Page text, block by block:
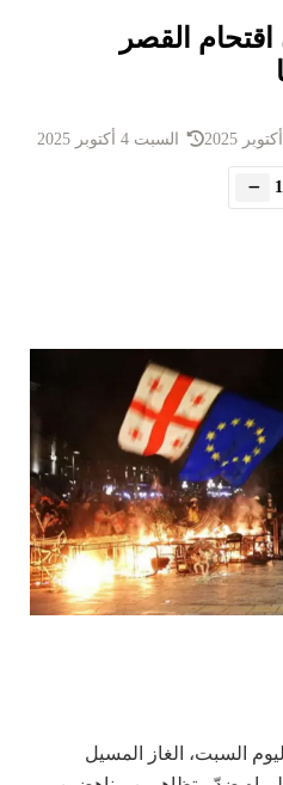
القصر
السبت 4 أكتوبر 2025
السبت، الغاز المسيل